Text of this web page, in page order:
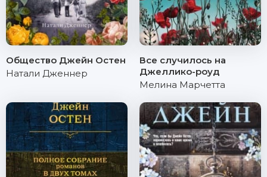
Общество Джейн Остен
Натали Дженнер
Все случилось на
Джеллико-роуд
Мелина Марчетта